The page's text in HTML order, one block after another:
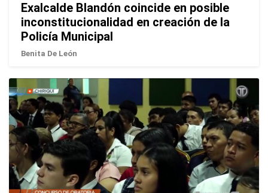
Exalcalde Blandón coincide en posible
inconstitucionalidad en creación de la
Policía Municipal
Benita De León